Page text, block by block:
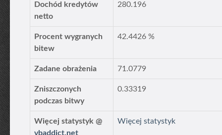
Dochód kredytów
netto
280.196
Procent wygranych
bitew
42.4426 %
Zadane obrażenia 71.0779
Zniszczonych
podczas bitwy
0.33319
Więcej statystyk @
vbaddict.net
Więcej statystyk